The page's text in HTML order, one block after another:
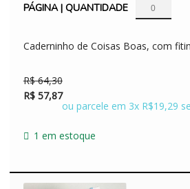
PÁGINA | QUANTIDADE
Caderninho de Coisas Boas, com
R$64,30
O
preço
R$ 64,30.
R$57,87
O
preço
R$ 57,87.
ou parcele em 3x R$19,29
1 em estoque